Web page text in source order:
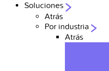
Soluciones
Atrás
Por industria
Atrás